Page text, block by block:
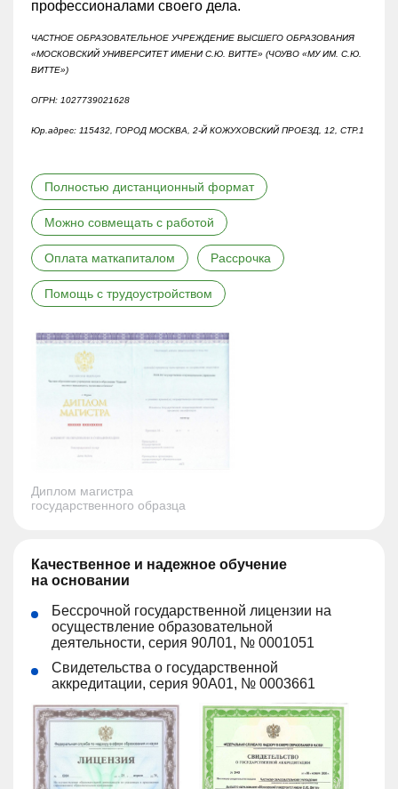
Полностью дистанционный формат
Можно совмещать с работой
Оплата маткапиталом Рассрочка
Помощь с трудоустройством
профессионалами своего дела.
ЧАСТНОЕ ОБРАЗОВАТЕЛЬНОЕ УЧРЕЖДЕНИЕ ВЫСШЕГО ОБРАЗОВАНИЯ
«МОСКОВСКИЙ УНИВЕРСИТЕТ ИМЕНИ С.Ю. ВИТТЕ» (ЧОУВО «МУ ИМ. С.Ю.
ВИТТЕ»)
ОГРН: 1027739021628
Юр.адрес: 115432, ГОРОД МОСКВА, 2-Й КОЖУХОВСКИЙ ПРОЕЗД, 12, СТР.1
Диплом магистра
государственного образца
Качественное и надежное обучение
на основании
Бессрочной государственной лицензии на
осуществление образовательной
деятельности, серия 90Л01, № 0001051
Свидетельства о государственной
аккредитации, серия 90А01, № 0003661